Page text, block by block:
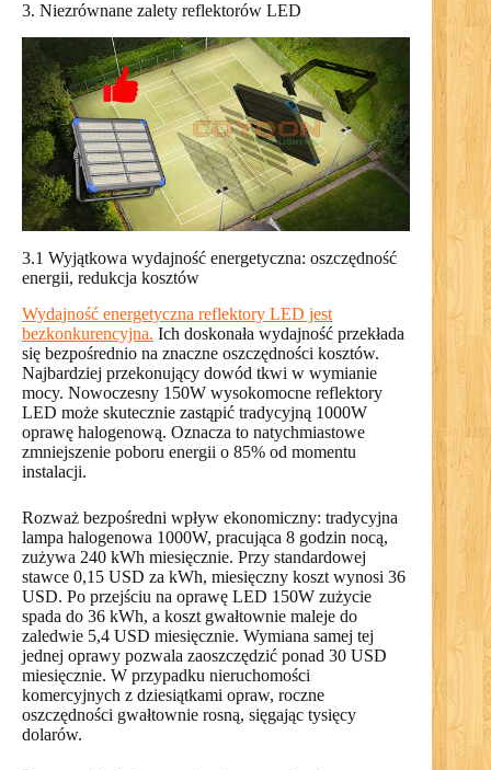
3. Niezrównane zalety reflektorów LED
3.1 Wyjątkowa wydajność energetyczna: oszczędność
energii, redukcja kosztów
Wydajność energetyczna reflektory LED jest
bezkonkurencyjna. Ich doskonała wydajność przekłada
się bezpośrednio na znaczne oszczędności kosztów.
Najbardziej przekonujący dowód tkwi w wymianie
mocy. Nowoczesny 150W wysokomocne reflektory
LED może skutecznie zastąpić tradycyjną 1000W
oprawę halogenową. Oznacza to natychmiastowe
zmniejszenie poboru energii o 85% od momentu
instalacji.
Rozważ bezpośredni wpływ ekonomiczny: tradycyjna
lampa halogenowa 1000W, pracująca 8 godzin nocą,
zużywa 240 kWh miesięcznie. Przy standardowej
stawce 0,15 USD za kWh, miesięczny koszt wynosi 36
USD. Po przejściu na oprawę LED 150W zużycie
spada do 36 kWh, a koszt gwałtownie maleje do
zaledwie 5,4 USD miesięcznie. Wymiana samej tej
jednej oprawy pozwala zaoszczędzić ponad 30 USD
miesięcznie. W przypadku nieruchomości
komercyjnych z dziesiątkami opraw, roczne
oszczędności gwałtownie rosną, sięgając tysięcy
dolarów.